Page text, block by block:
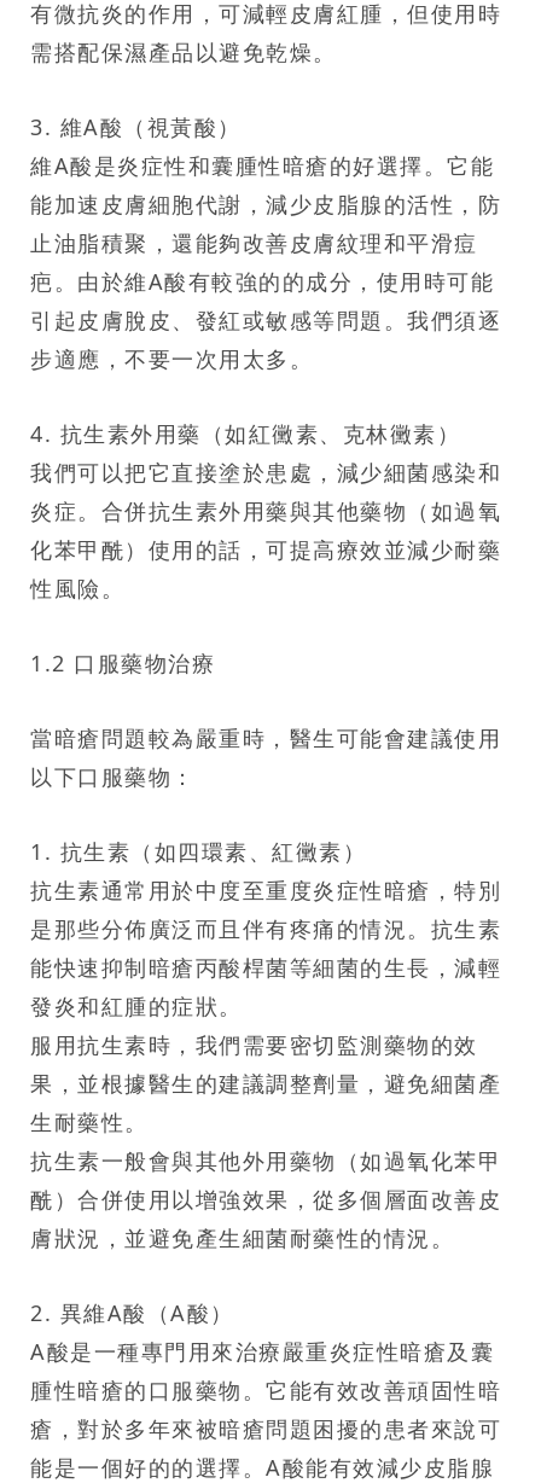
有微抗炎的作用，可減輕皮膚紅腫，但使用時
需搭配保濕產品以避免乾燥。
3. 維A酸（視黃酸）
維A酸是炎症性和囊腫性暗瘡的好選擇。它能
能加速皮膚細胞代謝，減少皮脂腺的活性，防
止油脂積聚，還能夠改善皮膚紋理和平滑痘
疤。由於維A酸有較強的的成分，使用時可能
引起皮膚脫皮、發紅或敏感等問題。我們須逐
步適應，不要一次用太多。
4. 抗生素外用藥（如紅黴素、克林黴素）
我們可以把它直接塗於患處，減少細菌感染和
炎症。合併抗生素外用藥與其他藥物（如過氧
化苯甲酰）使用的話，可提高療效並減少耐藥
性風險。
1.2 口服藥物治療
當暗瘡問題較為嚴重時，醫生可能會建議使用
以下口服藥物：
1. 抗生素（如四環素、紅黴素）
抗生素通常用於中度至重度炎症性暗瘡，特別
是那些分佈廣泛而且伴有疼痛的情況。抗生素
能快速抑制暗瘡丙酸桿菌等細菌的生長，減輕
發炎和紅腫的症狀。
服用抗生素時，我們需要密切監測藥物的效
果，並根據醫生的建議調整劑量，避免細菌產
生耐藥性。
抗生素一般會與其他外用藥物（如過氧化苯甲
酰）合併使用以增強效果，從多個層面改善皮
膚狀況，並避免產生細菌耐藥性的情況。
2. 異維A酸（A酸）
A酸是一種專門用來治療嚴重炎症性暗瘡及囊
腫性暗瘡的口服藥物。它能有效改善頑固性暗
瘡，對於多年來被暗瘡問題困擾的患者來說可
能是一個好的的選擇。A酸能有效減少皮脂腺